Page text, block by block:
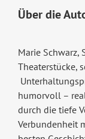
Über die
Marie Schwarz,
Theaterstücke,
humorvoll –
durch die tiefe
Verbundenheit